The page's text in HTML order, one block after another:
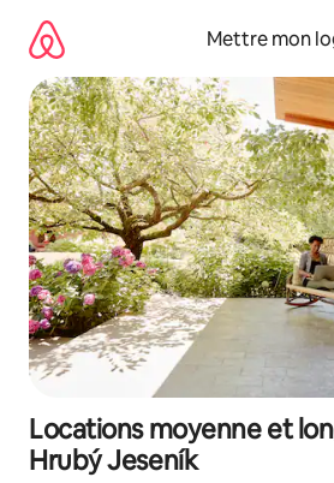
directement
contenu
Mettre mon
Locations moyenne et
Hrubý Jeseník